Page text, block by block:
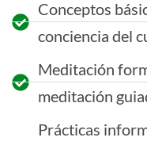
Conceptos
conciencia del
Meditación
meditación
Prácticas